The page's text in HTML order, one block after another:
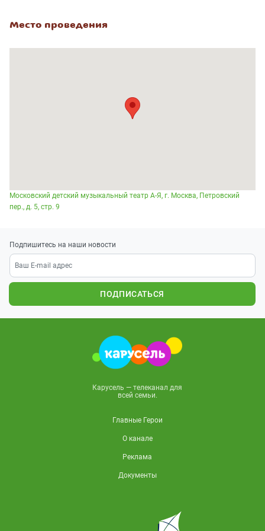
Место проведения
Московский детский музыкальный театр А-Я, г. Москва, Петровский
пер., д. 5, стр. 9
Подпишитесь на наши новости
ПОДПИСАТЬСЯ
Карусель — телеканал для
всей семьи.
Главные Герои
О канале
Реклама
Документы